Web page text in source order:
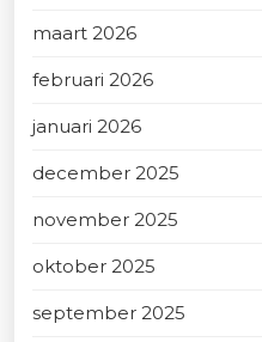
maart 2026
februari 2026
januari 2026
december 2025
november 2025
oktober 2025
september 2025